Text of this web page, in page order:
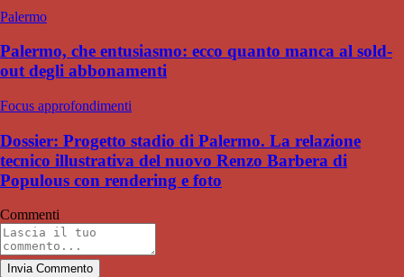
Palermo
Palermo, che entusiasmo: ecco quanto manca al sold-
out degli abbonamenti
Focus approfondimenti
Dossier: Progetto stadio di Palermo. La relazione
tecnico illustrativa del nuovo Renzo Barbera di
Populous con rendering e foto
Commenti
Invia Commento